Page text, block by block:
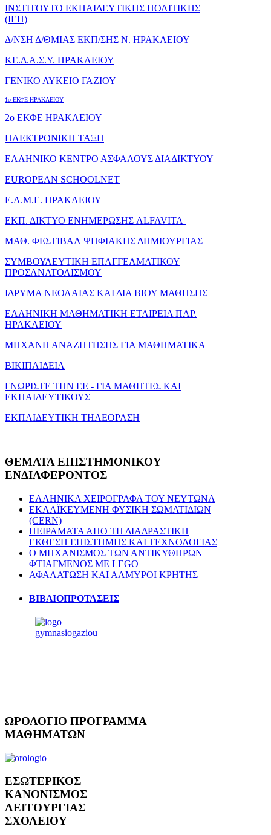
ΙΝΣΤΙΤΟΥΤΟ ΕΚΠΑΙΔΕΥΤΙΚΗΣ ΠΟΛΙΤΙΚΗΣ
(ΙΕΠ)
Δ/ΝΣΗ Δ/ΘΜΙΑΣ ΕΚΠ/ΣΗΣ Ν. ΗΡΑΚΛΕΙΟΥ
ΚΕ.Δ.Α.Σ.Υ. ΗΡΑΚΛΕΙΟΥ
ΓΕΝΙΚΟ ΛΥΚΕΙΟ ΓΑΖΙΟΥ
1o ΕΚΦΕ ΗΡΑΚΛΕΙΟΥ
2o ΕΚΦΕ ΗΡΑΚΛΕΙΟΥ
ΗΛΕΚΤΡΟΝΙΚΗ ΤΑΞΗ
ΕΛΛΗΝΙΚΟ ΚΕΝΤΡΟ ΑΣΦΑΛΟΥΣ ΔΙΑΔΙΚΤΥΟΥ
EUROPEAN SCHOOLNET
Ε.Λ.Μ.Ε. ΗΡΑΚΛΕΙΟΥ
ΕΚΠ. ΔΙΚΤΥΟ ΕΝΗΜΕΡΩΣΗΣ ALFAVITA
ΜΑΘ. ΦΕΣΤΙΒΑΛ ΨΗΦΙΑΚΗΣ ΔΗΜΙΟΥΡΓΙΑΣ
ΣΥΜΒΟΥΛΕΥΤΙΚΗ ΕΠΑΓΓΕΛΜΑΤΙΚΟΥ
ΠΡΟΣΑΝΑΤΟΛΙΣΜΟΥ
ΙΔΡΥΜΑ ΝΕΟΛΑΙΑΣ ΚΑΙ ΔΙΑ ΒΙΟΥ ΜΑΘΗΣΗΣ
ΕΛΛΗΝΙΚΗ ΜΑΘΗΜΑΤΙΚΗ ΕΤΑΙΡΕΙΑ ΠΑΡ.
ΗΡΑΚΛΕΙΟΥ
ΜΗΧΑΝΗ ΑΝΑΖΗΤΗΣΗΣ ΓΙΑ ΜΑΘΗΜΑΤΙΚΑ
ΒΙΚΙΠΑΙΔΕΙΑ
ΓΝΩΡΙΣΤΕ ΤΗΝ ΕΕ - ΓΙΑ ΜΑΘΗΤΕΣ ΚΑΙ
ΕΚΠΑΙΔΕΥΤΙΚΟΥΣ
ΕΚΠΑΙΔΕΥΤΙΚΗ ΤΗΛΕΟΡΑΣΗ
ΘΕΜΑΤΑ ΕΠΙΣΤΗΜΟΝΙΚΟΥ
ΕΝΔΙΑΦΕΡΟΝΤΟΣ
ΕΛΛΗΝΙΚΑ ΧΕΙΡΟΓΡΑΦΑ ΤΟΥ ΝΕΥΤΩΝΑ
ΕΚΛΑΪΚΕΥΜΕΝΗ ΦΥΣΙΚΗ ΣΩΜΑΤΙΔΙΩΝ
(CERN)
ΠΕΙΡΑΜΑΤΑ ΑΠΟ ΤΗ ΔΙΑΔΡΑΣΤΙΚΗ
ΕΚΘΕΣΗ ΕΠΙΣΤΗΜΗΣ ΚΑΙ ΤΕΧΝΟΛΟΓΙΑΣ
Ο ΜΗΧΑΝΙΣΜΟΣ ΤΩΝ ΑΝΤΙΚΥΘΗΡΩΝ
ΦΤΙΑΓΜΕΝΟΣ ΜΕ LEGO
ΑΦΑΛΑΤΩΣΗ ΚΑΙ ΑΛΜΥΡΟΙ ΚΡΗΤΗΣ
ΒΙΒΛΙΟΠΡΟΤΑΣΕΙΣ
ΩΡΟΛΟΓΙΟ ΠΡΟΓΡΑΜΜΑ
ΜΑΘΗΜΑΤΩΝ
ΕΣΩΤΕΡΙΚΟΣ
ΚΑΝΟΝΙΣΜΟΣ
ΛΕΙΤΟΥΡΓΙΑΣ
ΣΧΟΛΕΙΟΥ